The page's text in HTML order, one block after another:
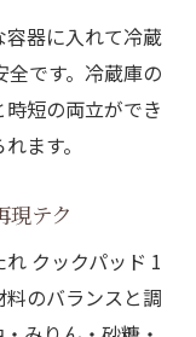
器に入れて冷蔵
です。冷蔵庫の
短の両立ができ
ます。
現テク
クックパッド 1
のバランスと調